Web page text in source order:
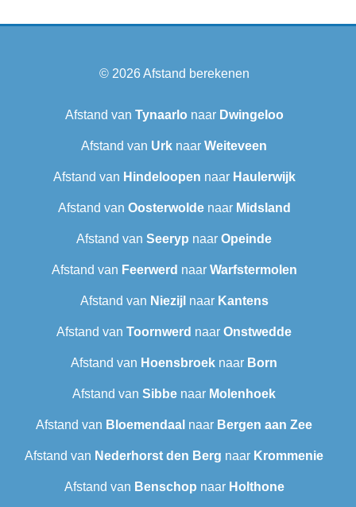
© 2026Afstand berekenen
Afstand van Tynaarlo naar Dwingeloo
Afstand van Urk naar Weiteveen
Afstand van Hindeloopen naar Haulerwijk
Afstand van Oosterwoldenaar Midsland
Afstand van Seeryp naar Opeinde
Afstand van Feerwerd naar Warfstermolen
Afstand van Niezijl naar Kantens
Afstand van Toornwerd naar Onstwedde
Afstand van Hoensbroek naar Born
Afstand van Sibbe naar Molenhoek
Afstand van Bloemendaal naar Bergen aan Zee
Afstand van Nederhorst den Berg naar Krommenie
Afstand van Benschop naar Holthone